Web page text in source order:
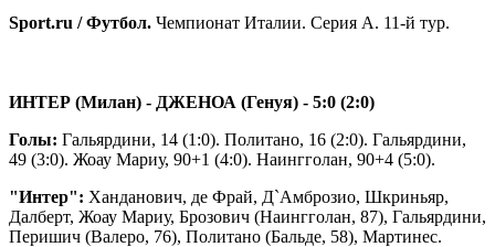
Sport.ru / Футбол. Чемпионат Италии. Серия А. 11-й тур.
ИНТЕР (Милан) - ДЖЕНОА (Генуя) - 5:0 (2:0)
Голы: Гальярдини, 14 (1:0). Политано, 16 (2:0). Гальярдини,
49 (3:0). Жоау Мариу, 90+1 (4:0). Наингголан, 90+4 (5:0).
"Интер": Ханданович, де Фрай, Д`Амброзио, Шкриньяр,
Далберт, Жоау Мариу, Брозович (Наингголан, 87), Гальярдини,
Перишич (Валеро, 76), Политано (Бальде, 58), Мартинес.